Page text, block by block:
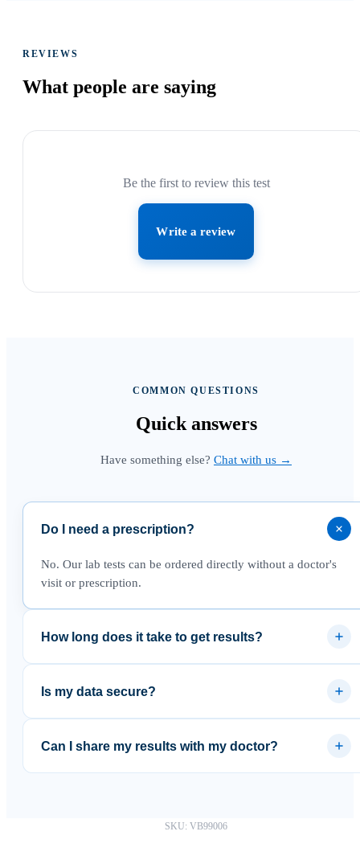
REVIEWS
What people are saying
Be the first to review this test
Write a review
COMMON QUESTIONS
Quick answers
Have something else? Chat with us →
Do I need a prescription?
No. Our lab tests can be ordered directly without a doctor's
visit or prescription.
How long does it take to get results?
lab receives your sample.
Is my data secure?
data is never sold to third parties.
Can I share my results with my doctor?
SKU: VB99006